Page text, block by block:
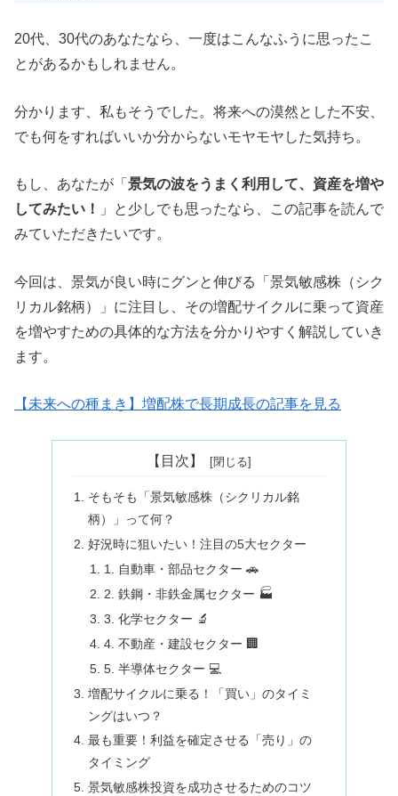
20代、30代のあなたなら、一度はこんなふうに思ったこ
とがあるかもしれません。
分かります、私もそうでした。将来への漠然とした不安、
でも何をすればいいか分からないモヤモヤした気持ち。
もし、あなたが「 景気の波をうまく利用して、資産を増や
してみたい！
」と少しでも思ったなら、この記事を読んで
みていただきたいです。
今回は、景気が良い時にグンと伸びる「景気敏感株（シク
リカル銘柄）」に注目し、その増配サイクルに乗って資産
を増やすための具体的な方法を分かりやすく解説していき
ます。
【未来への種まき】増配株で長期成長の記事を見る
【目次】
そもそも「景気敏感株（シクリカル銘
柄）」って何？
好況時に狙いたい！注目の5大セクター
1. 自動車・部品セクター 🚗
2. 鉄鋼・非鉄金属セクター 🏭
3. 化学セクター 🔬
4. 不動産・建設セクター 🏢
5. 半導体セクター 💻
増配サイクルに乗る！「買い」のタイミ
ングはいつ？
最も重要！利益を確定させる「売り」の
タイミング
景気敏感株投資を成功させるためのコツ